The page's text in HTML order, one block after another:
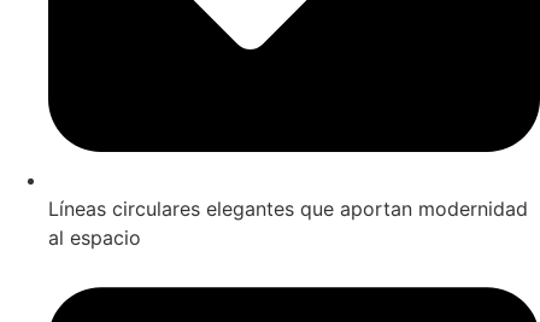
Líneas circulares elegantes que aportan modernidad
al espacio